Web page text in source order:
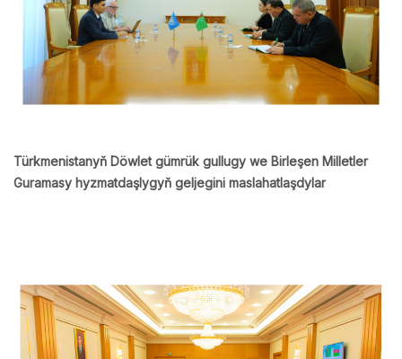
Türkmenistanyň Döwlet gümrük gullugy we Birleşen Milletler
Guramasy hyzmatdaşlygyň geljegini maslahatlaşdylar